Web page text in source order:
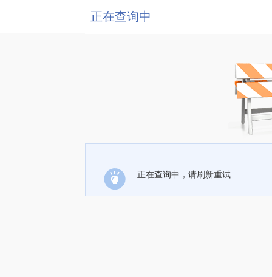
正在查询中
正在查询中，请刷新重试